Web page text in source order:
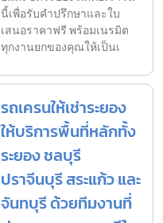
นี้เพื่อรับคำปรึกษาและใบ
เสนอราคาฟรี พร้อมเนรมิต
ทุกงานยกของคุณให้เป็นเ
รถเครนให้เช่าระยอง
ให้บริการพื้นที่หลักทั้ง
ระยอง ชลบุรี
ปราจีนบุรี สระแก้ว และ
จันทบุรี ด้วยทีมงานที่